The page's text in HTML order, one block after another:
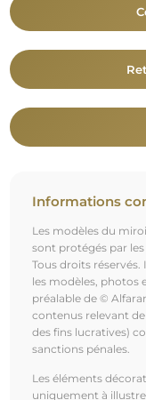
Informations
Les modèles du
sont protégés par
Tous droits
les modèles, photos
préalable de ©
contenus relevant
des fins lucratives)
sanctions pénales.
Les éléments
uniquement à